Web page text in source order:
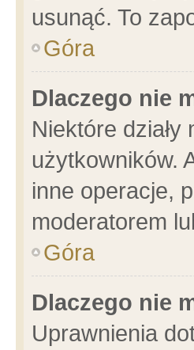
usunąć. To
Góra
Dlaczego nie
Niektóre
użytkowników.
inne operacje,
moderatorem
Góra
Dlaczego nie
Uprawnienia